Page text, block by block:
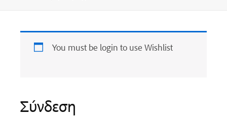
You must be login to use Wishlist
Σύνδεση